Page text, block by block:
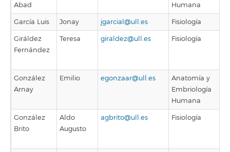
Abad
Humana
García Luis Jonay jgarcial@ull.es Fisiología
Giráldez
Fernández
Teresa giraldez@ull.es Fisiología
González
Arnay
Emilio egonzaar@ull.es
Anatomía y
Embriología
Humana
González
Brito
Aldo
Augusto
agbrito@ull.es Fisiología